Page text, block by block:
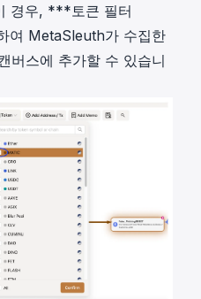
경우, ***토큰 필터
MetaSleuth가 수집한
버스에 추가할 수 있습니